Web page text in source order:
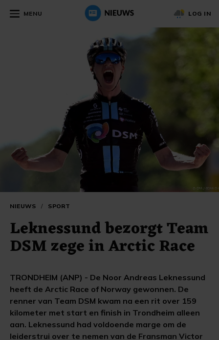
MENU LOG IN
NIEUWS / SPORT
Leknessund bezorgt Team
DSM zege in Arctic Race
TRONDHEIM (ANP) - De Noor Andreas Leknessund
heeft de Arctic Race of Norway gewonnen. De
renner van Team DSM kwam na een rit over 159
kilometer met start en finish in Trondheim alleen
aan. Leknessund had voldoende marge om de
leiderstrui over te nemen van de Fransman Victor